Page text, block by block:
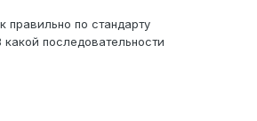
правильно по стандарту
последовательности